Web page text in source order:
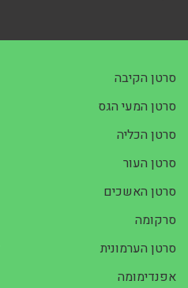
סרטן הקיבה
סרטן המעי הגס
סרטן הכליה
סרטן העור
סרטן האשכים
סרקומה
סרטן הערמונית
אפנדימומה